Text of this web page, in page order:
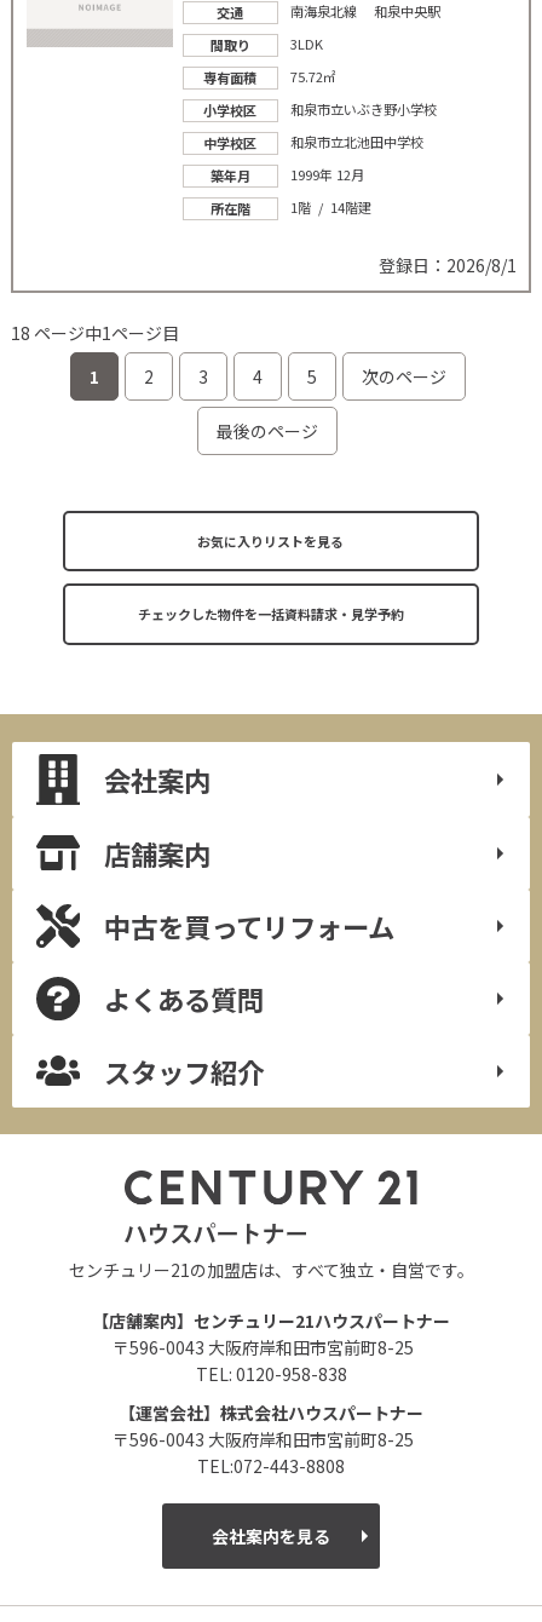
交通
南海泉北線 和泉中央駅
間取り
3LDK
専有面積
75.72㎡
小学校区
和泉市立いぶき野小学校
中学校区
和泉市立北池田中学校
築年月
1999年 12月
所在階
1階 / 14階建
登録日：2026/8/1
18 ページ中1ページ目
1
2 3 4 5 次のページ
最後のページ
お気に入りリストを見る
会社案内
店舗案内
中古を買ってリフォーム
よくある質問
スタッフ紹介
センチュリー21の加盟店は、すべて独立・自営です。
【店舗案内】センチュリー21ハウスパートナー
〒596-0043 大阪府岸和田市宮前町8-25
TEL: 0120-958-838
【運営会社】株式会社ハウスパートナー
〒596-0043 大阪府岸和田市宮前町8-25
TEL:072-443-8808
会社案内を見る